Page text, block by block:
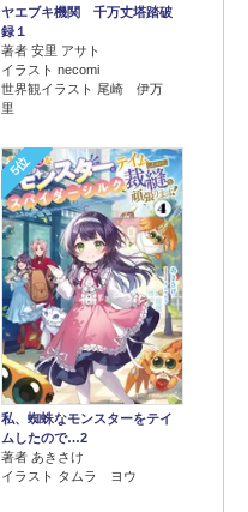
ヤエブキ機関 千万丈塔踏破
録１
著者 安里 アサト
イラスト necomi
世界観イラスト 尾崎 伊万
里
5位
私、蜘蛛なモンスターをテイ
ムしたので…2
著者 あきさけ
イラスト タムラ ヨウ